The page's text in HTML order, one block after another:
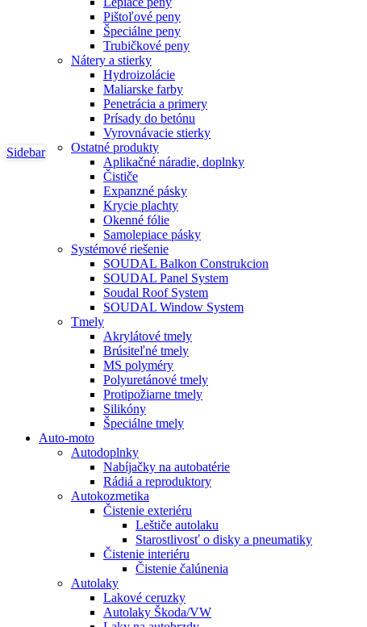
Pištoľové peny
Špeciálne peny
Trubičkové peny
Nátery a stierky
Hydroizolácie
Maliarske farby
Penetrácia a primery
Prísady do betónu
Vyrovnávacie stierky
Ostatné produkty
Aplikačné náradie, doplnky
Čističe
Expanzné pásky
Krycie plachty
Okenné fólie
Samolepiace pásky
Systémové riešenie
SOUDAL Balkon Construkcion
SOUDAL Panel System
Soudal Roof System
SOUDAL Window System
Tmely
Akrylátové tmely
Brúsiteľné tmely
MS polyméry
Polyuretánové tmely
Protipožiarne tmely
Silikóny
Špeciálne tmely
Auto-moto
Autodoplnky
Nabíjačky na autobatérie
Rádiá a reproduktory
Autokozmetika
Čistenie exteriéru
Leštiče autolaku
Starostlivosť o disky a pneumatiky
Čistenie interiéru
Čistenie čalúnenia
Autolaky
Lakové ceruzky
Autolaky Škoda/VW
Sidebar